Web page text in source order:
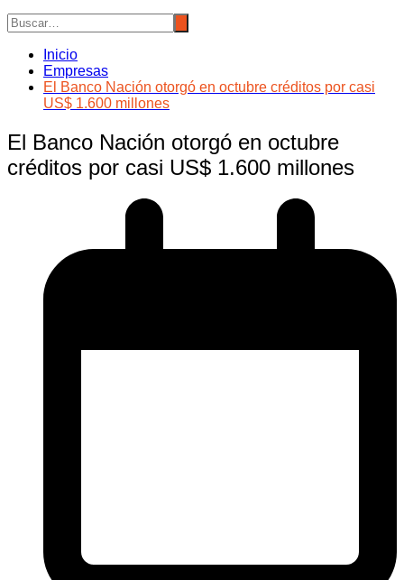
Inicio
Empresas
El Banco Nación otorgó en octubre créditos por casi
US$ 1.600 millones
El Banco Nación otorgó en octubre
créditos por casi US$ 1.600 millones